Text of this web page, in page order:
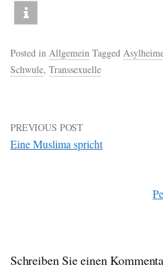
Posted in Allgemein Tagged
Schwule, Transsexuelle
PREVIOUS POST
Eine Muslima spricht
Schreiben Sie einen